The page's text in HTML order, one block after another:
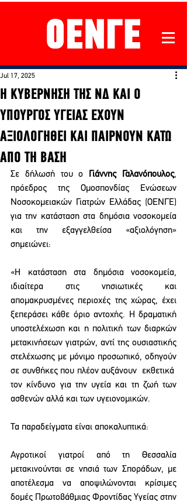
Η ΚΥΒΕΡΝΗΣΗ ΤΗΣ ΝΔ ΚΑΙ Ο
ΥΠΟΥΡΓΟΣ ΥΓΕΙΑΣ ΕΧΟΥΝ
ΑΞΙΟΛΟΓΗΘΕΙ ΚΑΙ ΠΑΙΡΝΟΥΝ ΚΑΤΩ
ΑΠΟ ΤΗ ΒΑΣΗ
Jul 17, 2025
Σε δήλωσή του ο Γιάννης Γαλανόπουλος,
πρόεδρος της Ομοσπονδίας Ενώσεων
Νοσοκομειακών Γιατρών Ελλάδας (ΟΕΝΓΕ)
για την κατάσταση στα δημόσια νοσοκομεία
και την εξαγγελθείσα «αξιολόγηση»
σημειώνει:
«Η κατάσταση στα δημόσια νοσοκομεία,
ιδιαίτερα στις νησιωτικές και
απομακρυσμένες περιοχές της χώρας, έχει
ξεπεράσει κάθε όριο αντοχής. Η δραματική
υποστελέχωση και η πολιτική των διαρκών
μετακινήσεων γιατρών, αντί της ουσιαστικής
στελέχωσης με μόνιμο προσωπικό, οδηγούν
σε συνθήκες που πλέον αυξάνουν  εκθετικά
τον κίνδυνο για την υγεία και τη ζωή των
ασθενών αλλά και των υγειονομικών.
Τα παραδείγματα είναι αποκαλυπτικά:
Αγροτικοί γιατροί από τη Θεσσαλία
μετακινούνται σε νησιά των Σποράδων, με
αποτέλεσμα να αποψιλώνονται κρίσιμες
δομές Πρωτοβάθμιας Φροντίδας Υγείας στην